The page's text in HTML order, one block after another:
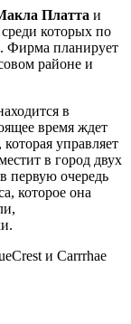
Платта и
которых по
Фирма планирует
районе и
в
время ждет
управляет
в город двух
первую очередь
которое она
и Carrrhae